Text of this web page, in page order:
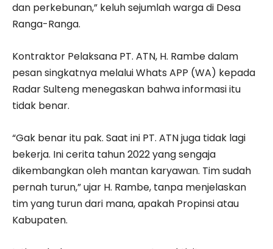
dan perkebunan,” keluh sejumlah warga di Desa
Ranga-Ranga.
Kontraktor Pelaksana PT. ATN, H. Rambe dalam
pesan singkatnya melalui Whats APP (WA) kepada
Radar Sulteng menegaskan bahwa informasi itu
tidak benar.
“Gak benar itu pak. Saat ini PT. ATN juga tidak lagi
bekerja. Ini cerita tahun 2022 yang sengaja
dikembangkan oleh mantan karyawan. Tim sudah
pernah turun,” ujar H. Rambe, tanpa menjelaskan
tim yang turun dari mana, apakah Propinsi atau
Kabupaten.